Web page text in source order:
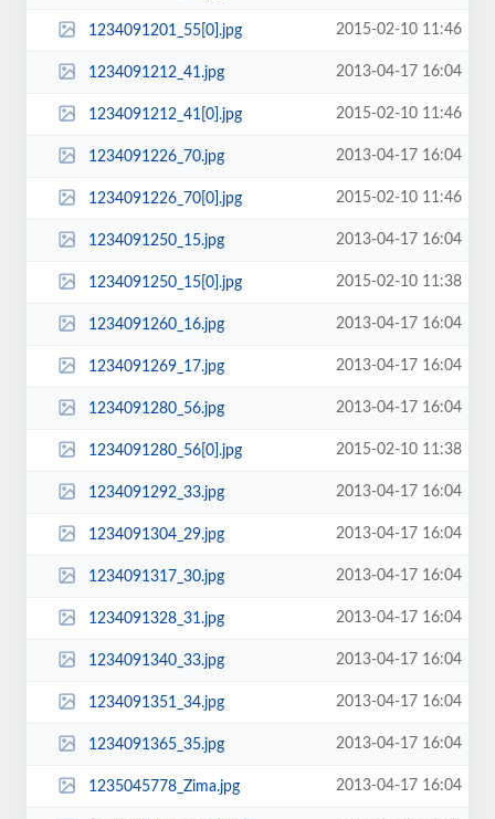
1234091201_55[0].jpg 2015-02-10 11:46
1234091212_41.jpg 2013-04-17 16:04
1234091212_41[0].jpg 2015-02-10 11:46
1234091226_70.jpg 2013-04-17 16:04
1234091226_70[0].jpg 2015-02-10 11:46
1234091250_15.jpg 2013-04-17 16:04
1234091250_15[0].jpg 2015-02-10 11:38
1234091260_16.jpg 2013-04-17 16:04
1234091269_17.jpg 2013-04-17 16:04
1234091280_56.jpg 2013-04-17 16:04
1234091280_56[0].jpg 2015-02-10 11:38
1234091292_33.jpg 2013-04-17 16:04
1234091304_29.jpg 2013-04-17 16:04
1234091317_30.jpg 2013-04-17 16:04
1234091328_31.jpg 2013-04-17 16:04
1234091340_33.jpg 2013-04-17 16:04
1234091351_34.jpg 2013-04-17 16:04
1234091365_35.jpg 2013-04-17 16:04
1235045778_Zima.jpg 2013-04-17 16:04